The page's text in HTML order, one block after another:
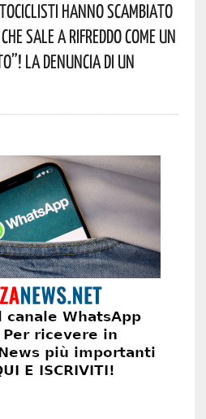
Hanno Scambiato
Sale A Rifreddo Come Un
La Denuncia Di Un